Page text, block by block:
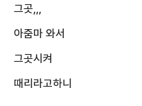
그곳,,,
아줌마 와서
그곳시켜
때리라고하니